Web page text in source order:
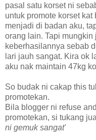
pasal satu korset ni
untuk promote korset
menjadi di badan aku,
orang lain. Tapi
keberhasilannya sebab
lari jauh sangat. Kira ok
aku nak maintain 47kg
So budak ni cakap this
promotekan.
Bila blogger ni refuse
promotekan, si tukang
ni gemuk sangat'